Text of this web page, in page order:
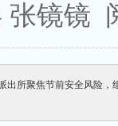
张镜镜
出所聚焦节前安全风险